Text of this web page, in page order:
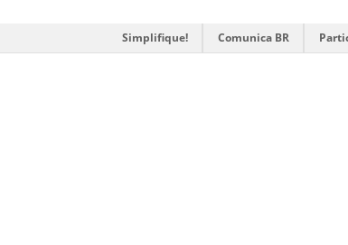
Simplifique! Comunica BR